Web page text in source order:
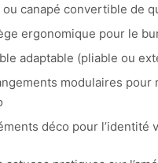
canapé convertible de
ergonomique pour le
adaptable (pliable ou
modulaires pour
déco pour l’identité